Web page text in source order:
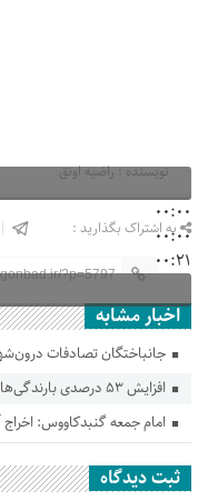
00:00
00:00
00:21
نویسنده : راضیه اونق
به اشتراک بگذارید :
?p=5797
اخبار مشابه
جانباختگان تصادفات درون‌شهری گلستان
افزایش ۵۳ درصدی بارندگی‌ها در گلستان
امام جمعه گنبدکاووس:
ثبت دیدگاه